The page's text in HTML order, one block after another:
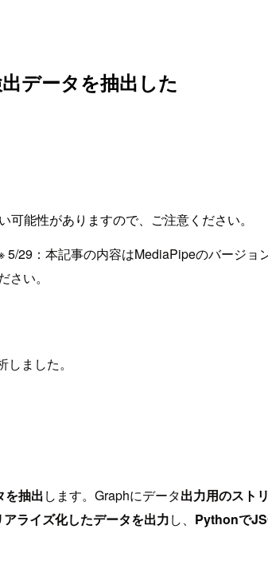
データを抽出した
能性がありますので、ご注意ください。
29：本記事の内容はMediaPipeのバージ
い。
ました。
を抽出します。Graphにデータ出力用のスト
ライズ化したデータを出力し、 Pythonで